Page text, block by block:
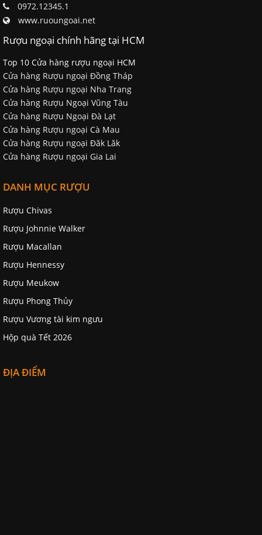
0972.12345.1
www.ruoungoai.net
Rượu ngoại chính hãng tại HCM
Top 10 Cửa hàng rượu ngoại HCM
Cửa hàng Rượu ngoại Đồng Tháp
Cửa hàng Rượu ngoại Nha Trang
Cửa hàng Rượu Ngoại Vũng Tàu
Cửa hàng Rượu Ngoại Đà Lạt
Cửa hàng Rượu ngoại Cà Mau
Cửa hàng Rượu ngoại Đăk Lăk
Cửa hàng Rượu ngoại Gia Lai
DANH MỤC RƯỢU
Rượu Chivas
Rượu Johnnie Walker
Rượu Macallan
Rượu Hennessy
Rượu Meukow
Rượu Phong Thủy
Rượu Vương tài kim ngưu
Hộp quà Tết 2026
ĐỊA ĐIỂM